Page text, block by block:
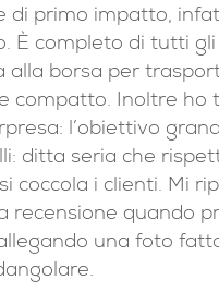
di primo impatto,
È completo di tutti gli
alla borsa per
compatto. Inoltre ho
l’obiettivo
ditta seria che
coccola i clienti. Mi
recensione quando
una foto fatta